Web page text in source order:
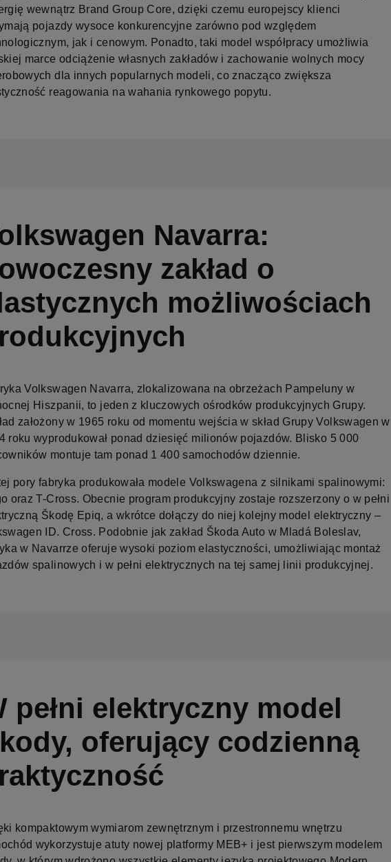
wewnątrz Brand Group Core, dzięki czemu europejscy klienci
pojazdy wysoce konkurencyjne zarówno pod względem
jak i cenowym. Ponadto, taki model współpracy umożliwia
marce odciążenie własnych zakładów i zachowanie wolnych mocy
dla innych popularnych modeli, co znacząco zwiększa
reagowania na wahania rynkowego popytu.
Navarra:
zakład o
możliwościach
Volkswagen Navarra, zlokalizowana na obrzeżach Pampeluny w
Hiszpanii, to jeden z kluczowych ośrodków produkcyjnych Grupy.
założony w 1965 roku od momentu wejścia w skład Grupy Volkswagen w
roku wyprodukował ponad dziesięć milionów pojazdów. Blisko 5 000
montuje tam ponad 1 400 samochodów dziennie.
pory fabryka produkowała modele Volkswagena z silnikami spalinowymi:
oraz T-Cross. Obecnie program produkcyjny zostaje rozszerzony o w pełni
Škodę Epiq, a wkrótce dołączy do niej kolejny model elektryczny –
ID. Cross. Podobnie jak zakład Škoda Auto w Mladá Boleslav,
w Navarrze oferuje wysoki poziom elastyczności, umożliwiając montaż
spalinowych i w pełni elektrycznych na tej samej linii produkcyjnej.
pełni elektryczny model
oferujący codzienną
kompaktowym wymiarom zewnętrznym i przestronnemu wnętrzu
wykorzystuje atuty nowej platformy MEB+ i jest pierwszym modelem